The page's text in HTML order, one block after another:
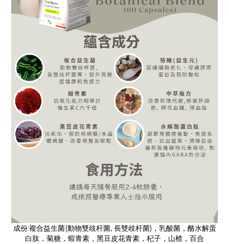
成份:複合益生菌(動物雙歧杆菌, 長雙歧杆菌)，乳酸菌，酪水解蛋
白肽，菊糖，蝦青素，黑豆皮花青素，杞子，山楂，百合